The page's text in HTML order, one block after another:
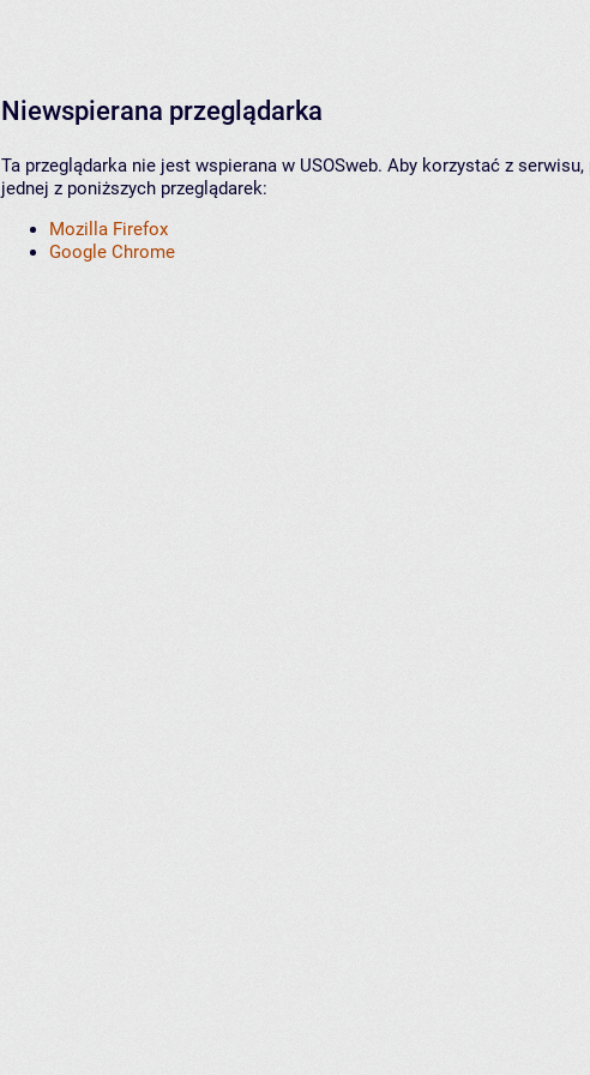
Niewspierana przeglądarka
Ta przeglądarka nie jest wspierana w USOSweb. Aby korzystać z
jednej z poniższych przeglądarek:
Mozilla Firefox
Google Chrome